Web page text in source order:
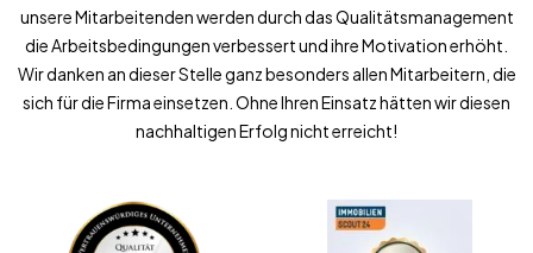
unsere Mitarbeitenden werden durch das Qualitätsmanagement
die Arbeitsbedingungen verbessert und ihre Motivation erhöht.
Wir danken an dieser Stelle ganz besonders allen Mitarbeitern, die
sich für die Firma einsetzen. Ohne Ihren Einsatz hätten wir diesen
nachhaltigen Erfolg nicht erreicht!